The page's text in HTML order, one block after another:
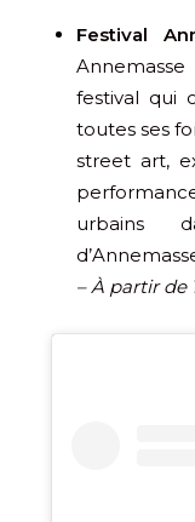
Festival
festival qui
toutes ses
street art,
urbains
– À partir de